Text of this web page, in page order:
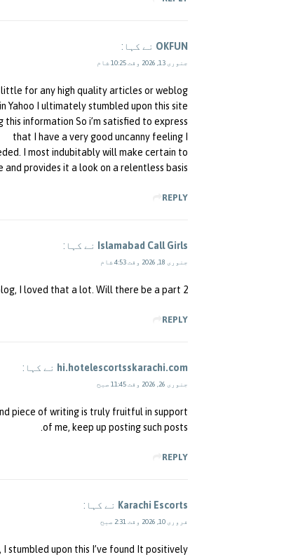
OKFUN نے کہا:
جنوری 13, 2026 وقت 10:25 شام
little for any high quality articles or weblog
Yahoo I ultimately stumbled upon this site.
this information So i’m satisfied to express
that I have a very good uncanny feeling I
I most indubitably will make certain to
provides it a look on a relentless basis.
REPLY
Islamabad Call Girls نے کہا:
جنوری 18, 2026 وقت 4:53 شام
I loved that a lot. Will there be a part 2?
REPLY
hi.hotelescortsskarachi.com نے کہا:
جنوری 26, 2026 وقت 11:45 صبح
piece of writing is truly fruitful in support
of me, keep up posting such posts.
REPLY
Karachi Escorts نے کہا:
فروری 10, 2026 وقت 2:31 صبح
I stumbled upon this I’ve found It positively